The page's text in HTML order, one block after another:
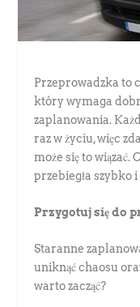
Przeprowadzka to
który wymaga
zaplanowania.
raz w życiu, więc
może się to wiązać.
przebiegła szybko
Przygotuj się do
Staranne
uniknąć chaosu
warto zacząć?